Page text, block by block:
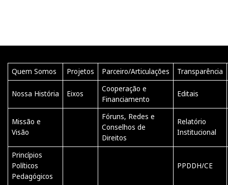
Quem Somos Projetos Parceiro/Articulações Transparência
Nossa História Eixos
Cooperação e
Financiamento
Editais
Missão e
Visão
Fóruns, Redes e
Conselhos de
Direitos
Relatório
Institucional
Princípios
Políticos
Pedagógicos
PPDDH/CE